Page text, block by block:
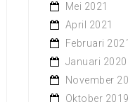
Mei 2021
April 2021
Februari 2021
Januari 2020
November
Oktober 2019